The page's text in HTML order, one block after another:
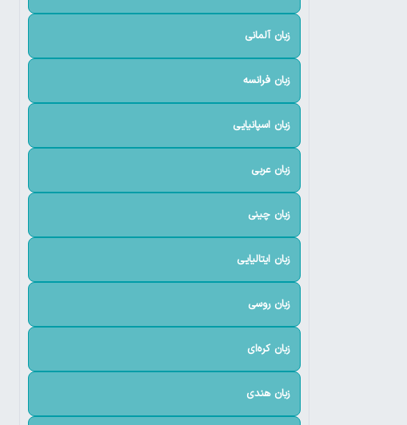
زبان آلمانی
زبان فرانسه
زبان اسپانیایی
زبان عربی
زبان چینی
زبان ایتالیایی
زبان روسی
زبان کره‌ای
زبان هندی